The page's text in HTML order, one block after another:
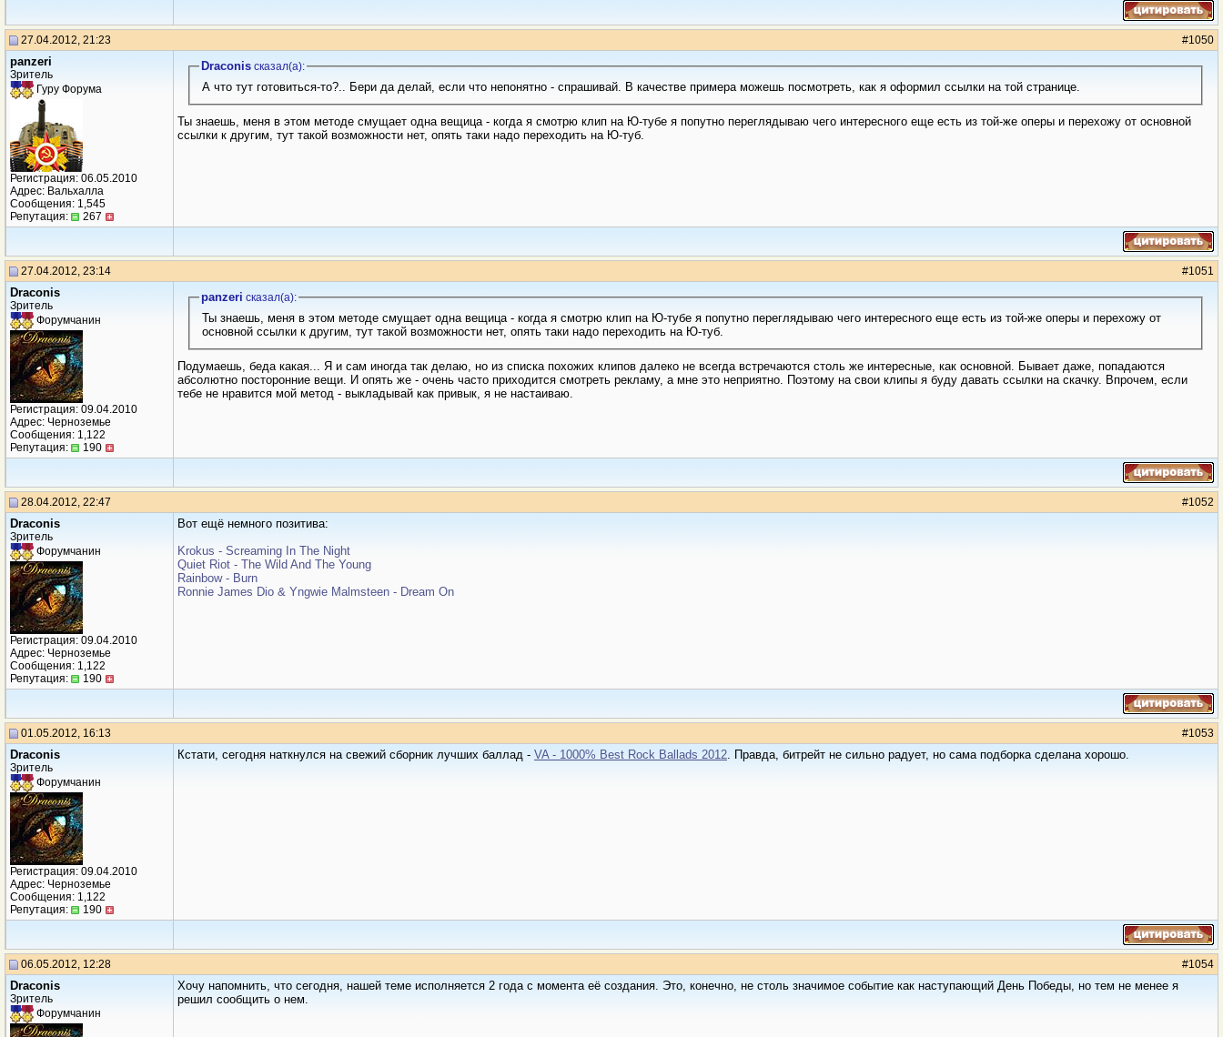
27.04.2012, 21:23 #1050
panzeri
Зритель
Гуру Форума
Регистрация: 06.05.2010
Адрес: Вальхалла
Сообщения: 1,545
Репутация:
267
Draconisсказал(a):
А что тут готовиться-то?.. Бери да делай, если что непонятно - спрашивай. В качестве примера можешь посмотреть, как я оформил ссылки на той странице.
Ты знаешь, меня в этом методе смущает одна вещица - когда я смотрю клип на Ю-тубе я попутно переглядываю чего интересного еще есть из той-же оперы и перехожу от основной
ссылки к другим, тут такой возможности нет, опять таки надо переходить на Ю-туб.
27.04.2012, 23:14 #1051
Draconis
Зритель
Форумчанин
Регистрация: 09.04.2010
Адрес: Черноземье
Сообщения: 1,122
Репутация:
190
panzeri сказал(a):
Ты знаешь, меня в этом методе смущает одна вещица - когда я смотрю клип на Ю-тубе я попутно переглядываю чего интересного еще есть из той-же оперы и перехожу от
основной ссылки к другим, тут такой возможности нет, опять таки надо переходить на Ю-туб.
Подумаешь, беда какая... Я и сам иногда так делаю, но из списка похожих клипов далеко не всегда встречаются столь же интересные, как основной. Бывает даже, попадаются
абсолютно посторонние вещи. И опять же - очень часто приходится смотреть рекламу, а мне это неприятно. Поэтому на свои клипы я буду давать ссылки на скачку. Впрочем, если
тебе не нравится мой метод - выкладывай как привык, я не настаиваю.
28.04.2012, 22:47 #1052
Draconis
Зритель
Форумчанин
Регистрация: 09.04.2010
Адрес: Черноземье
Сообщения: 1,122
Репутация:
190
Вот ещё немного позитива:
Krokus - Screaming In The Night
Quiet Riot - The Wild And The Young
Rainbow - Burn
Ronnie James Dio & Yngwie Malmsteen - Dream On
01.05.2012, 16:13 #1053
Draconis
Зритель
Форумчанин
Регистрация: 09.04.2010
Адрес: Черноземье
Сообщения: 1,122
Репутация:
190
Кстати, сегодня наткнулся на свежий сборник лучших баллад - VA - 1000% Best Rock Ballads 2012. Правда, битрейт не сильно радует, но сама подборка сделана хорошо.
06.05.2012, 12:28 #1054
Draconis
Зритель
Форумчанин
Хочу напомнить, что сегодня, нашей теме исполняется 2 года с момента её создания. Это, конечно, не столь значимое событие как наступающий День Победы, но тем не менее я
решил сообщить о нем.